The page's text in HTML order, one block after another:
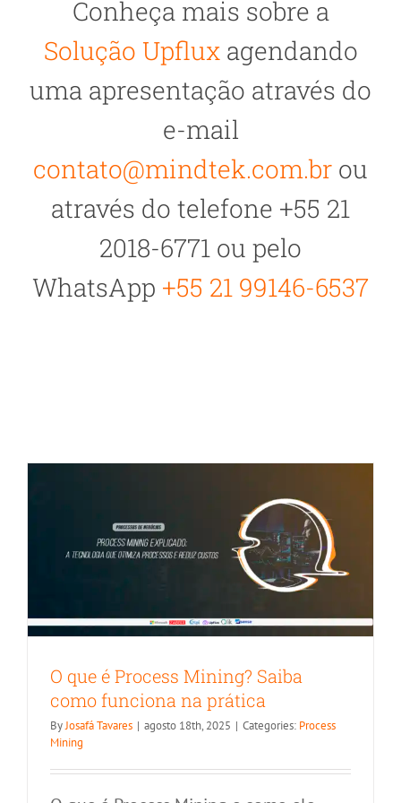
Conheça mais sobre a
Solução Upfluxagendando
uma apresentação através do
e-mail
contato@mindtek.com.br ou
através do telefone +55 21
2018-6771 ou pelo
WhatsApp +55 21 99146-6537
O que é Process Mining? Saiba
como funciona na prática
ByJosafá Tavares | agosto 18th, 2025 | Categories: Process
Mining